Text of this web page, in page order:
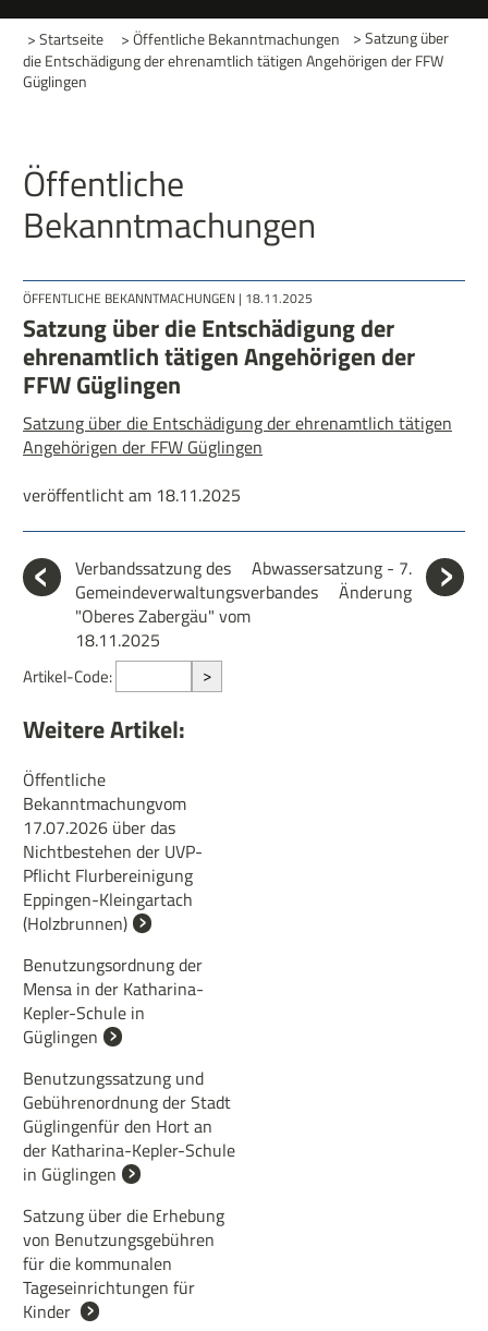
> Startseite > Öffentliche Bekanntmachungen >Satzung über
die Entschädigung der ehrenamtlich tätigen Angehörigen der FFW
Güglingen
Öffentliche
Bekanntmachungen
ÖFFENTLICHE BEKANNTMACHUNGEN | 18.11.2025
Satzung über die Entschädigung der
ehrenamtlich tätigen Angehörigen der
FFW Güglingen
Satzung über die Entschädigung der ehrenamtlich tätigen
Angehörigen der FFW Güglingen
veröffentlicht am 18.11.2025
Verbandssatzung des
Gemeindeverwaltungsverbandes
"Oberes Zabergäu" vom
18.11.2025
Abwassersatzung - 7.
Änderung
Artikel-Code: >
Weitere Artikel:
Öffentliche
Bekanntmachungvom
17.07.2026 über das
Nichtbestehen der UVP-
Pflicht Flurbereinigung
Eppingen-Kleingartach
(Holzbrunnen)
Benutzungsordnung der
Mensa in der Katharina-
Kepler-Schule in
Güglingen
Benutzungssatzung und
Gebührenordnung der Stadt
Güglingenfür den Hort an
der Katharina-Kepler-Schule
in Güglingen
Satzung über die Erhebung
von Benutzungsgebühren
für die kommunalen
Tageseinrichtungen für
Kinder